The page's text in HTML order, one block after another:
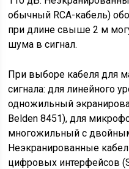
обычный RCA-кабель)
при длине свыше 2 м
шума в сигнал.
При выборе кабеля для
сигнала: для линейного
одножильный
Belden 8451), для
многожильный с
Неэкранированные
цифровых интерфейсов